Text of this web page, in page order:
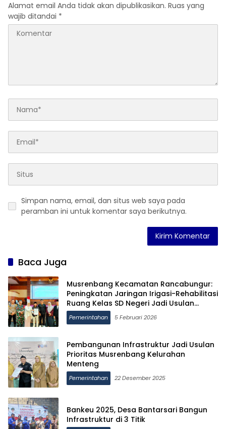
Alamat email Anda tidak akan dipublikasikan. Ruas yang
wajib ditandai *
Simpan nama, email, dan situs web saya pada
peramban ini untuk komentar saya berikutnya.
Baca Juga
Musrenbang Kecamatan Rancabungur:
Peningkatan Jaringan Irigasi-Rehabilitasi
Ruang Kelas SD Negeri Jadi Usulan
Prioritas
Pemerintahan 5 Februari 2026
Pembangunan Infrastruktur Jadi Usulan
Prioritas Musrenbang Kelurahan
Menteng
Pemerintahan 22 Desember 2025
Bankeu 2025, Desa Bantarsari Bangun
Infrastruktur di 3 Titik